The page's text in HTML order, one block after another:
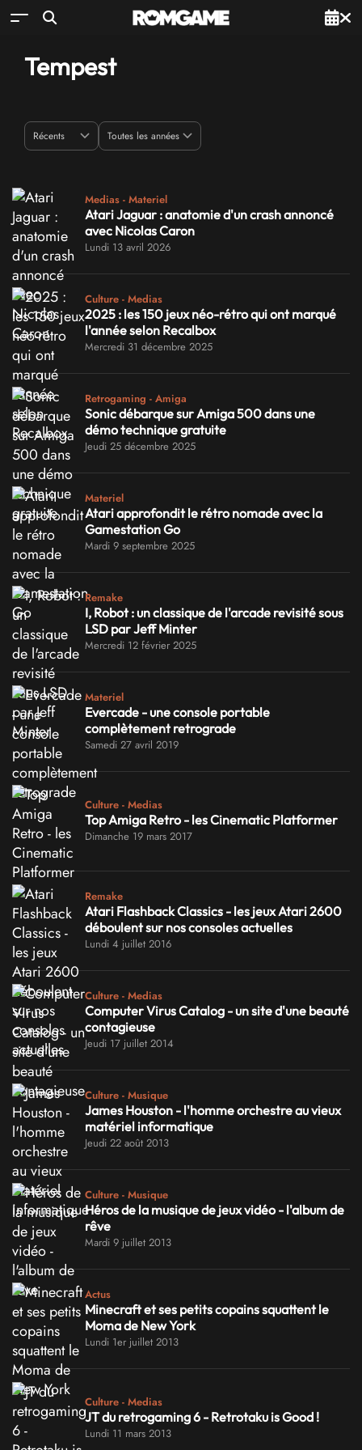
Tempest
Medias - Materiel
Atari Jaguar : anatomie d'un crash annoncé
avec Nicolas Caron
Lundi 13 avril 2026
Culture - Medias
2025 : les 150 jeux néo-rétro qui ont marqué
l'année selon Recalbox
Mercredi 31 décembre 2025
Retrogaming - Amiga
Sonic débarque sur Amiga 500 dans une
démo technique gratuite
Jeudi 25 décembre 2025
Materiel
Atari approfondit le rétro nomade avec la
Gamestation Go
Mardi 9 septembre 2025
Remake
I, Robot : un classique de l'arcade revisité sous
LSD par Jeff Minter
Mercredi 12 février 2025
Materiel
Evercade - une console portable
complètement retrograde
Samedi 27 avril 2019
Culture - Medias
Top Amiga Retro - les Cinematic Platformer
Dimanche 19 mars 2017
Remake
Atari Flashback Classics - les jeux Atari 2600
déboulent sur nos consoles actuelles
Lundi 4 juillet 2016
Culture - Medias
Computer Virus Catalog - un site d'une beauté
contagieuse
Jeudi 17 juillet 2014
Culture - Musique
James Houston - l'homme orchestre au vieux
matériel informatique
Jeudi 22 août 2013
Culture - Musique
Héros de la musique de jeux vidéo - l'album de
rêve
Mardi 9 juillet 2013
Actus
Minecraft et ses petits copains squattent le
Moma de New York
Lundi 1er juillet 2013
Culture - Medias
JT du retrogaming 6 - Retrotaku is Good !
Lundi 11 mars 2013